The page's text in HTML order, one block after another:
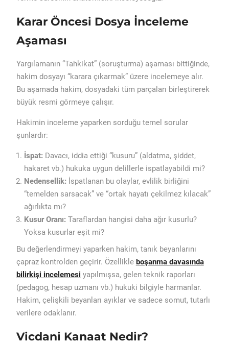
Karar Öncesi Dosya İnceleme
Aşaması
Yargılamanın “Tahkikat” (soruşturma) aşaması bittiğinde,
hakim dosyayı “karara çıkarmak” üzere incelemeye alır.
Bu aşamada hakim, dosyadaki tüm parçaları birleştirerek
büyük resmi görmeye çalışır.
Hakimin inceleme yaparken sorduğu temel sorular
şunlardır:
İspat: Davacı, iddia ettiği “kusuru” (aldatma, şiddet,
hakaret vb.) hukuka uygun delillerle ispatlayabildi mi?
Nedensellik: İspatlanan bu olaylar, evlilik birliğini
“temelden sarsacak” ve “ortak hayatı çekilmez kılacak”
ağırlıkta mı?
Kusur Oranı: Taraflardan hangisi daha ağır kusurlu?
Yoksa kusurlar eşit mi?
Bu değerlendirmeyi yaparken hakim, tanık beyanlarını
çapraz kontrolden geçirir. Özellikle boşanma davasında
bilirkişi incelemesi yapılmışsa, gelen teknik raporları
(pedagog, hesap uzmanı vb.) hukuki bilgiyle harmanlar.
Hakim, çelişkili beyanları ayıklar ve sadece somut, tutarlı
verilere odaklanır.
Vicdani Kanaat Nedir?